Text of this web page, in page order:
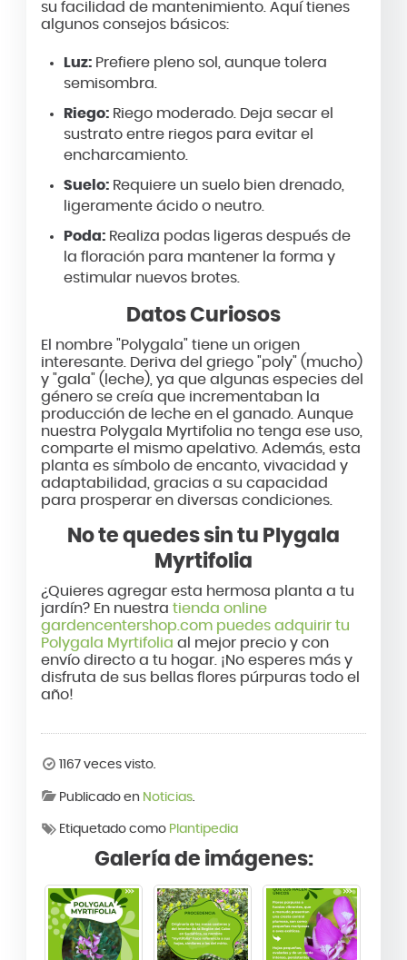
su facilidad de mantenimiento. Aquí tienes
algunos consejos básicos:
Luz:Prefiere pleno sol, aunque tolera
semisombra.
Riego:Riego moderado. Deja secar el
sustrato entre riegos para evitar el
encharcamiento.
Suelo:Requiere un suelo bien drenado,
ligeramente ácido o neutro.
Poda:Realiza podas ligeras después de
la floración para mantener la forma y
estimular nuevos brotes.
Datos Curiosos
El nombre "Polygala" tiene un origen
interesante. Deriva del griego "poly" (mucho)
y "gala" (leche), ya que algunas especies del
género se creía que incrementaban la
producción de leche en el ganado. Aunque
nuestra Polygala Myrtifolia no tenga ese uso,
comparte el mismo apelativo. Además, esta
planta es símbolo de encanto, vivacidad y
adaptabilidad, gracias a su capacidad
para prosperar en diversas condiciones.
No te quedes sin tu Plygala
Myrtifolia
¿Quieres agregar esta hermosa planta a tu
jardín? En nuestra tienda online
gardencentershop.com puedes adquirir tu
Polygala Myrtifolia al mejor precio y con
envío directo a tu hogar. ¡No esperes más y
disfruta de sus bellas flores púrpuras todo el
año!
1167 veces visto.
Publicado en Noticias.
Etiquetado como Plantipedia
Galería de imágenes: